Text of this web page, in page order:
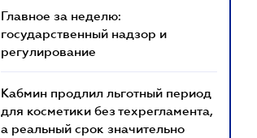
Главное за неделю:
государственный надзор и
регулирование
Кабмин продлил льготный период
для косметики без техрегламента,
а реальный срок значительно